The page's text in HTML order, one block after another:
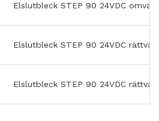
Elslutbleck STEP 90 24VDC
Elslutbleck STEP 90 24VDC
Elslutbleck STEP 90 24VDC